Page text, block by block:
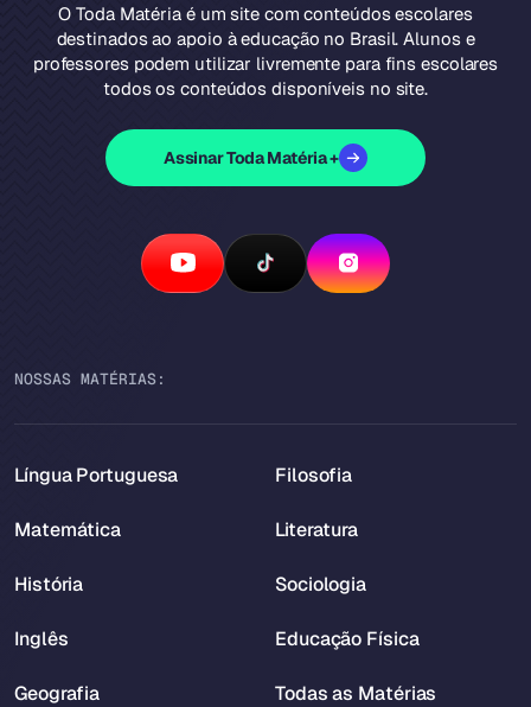
O Toda Matéria é um site com conteúdos escolares
destinados ao apoio à educação no Brasil. Alunos e
professores podem utilizar livremente para fins escolares
todos os conteúdos disponíveis no site.
Assinar Toda Matéria +
NOSSAS MATÉRIAS:
Língua Portuguesa
Matemática
História
Inglês
Geografia
Filosofia
Literatura
Sociologia
Educação Física
Todas as Matérias